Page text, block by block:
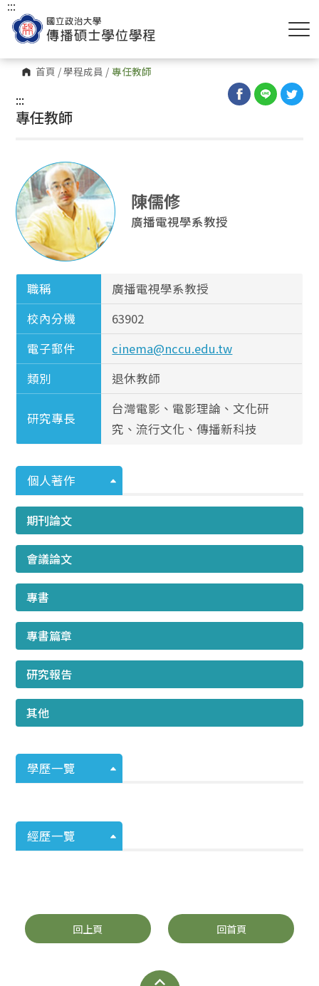
首頁 /學程成員 / 專任教師
:::
:::
專任教師
陳儒修
廣播電視學系教授
職稱
廣播電視學系教授
校內分機
63902
電子郵件
cinema@nccu.edu.tw
類別
退休教師
研究專長
台灣電影、電影理論、文化研
究、流行文化、傳播新科技
個人著作
期刊論文
會議論文
專書
專書篇章
研究報告
其他
學歷一覽
經歷一覽
回上頁 回首頁